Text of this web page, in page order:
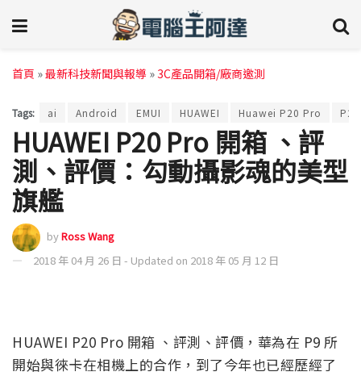
首頁 »最新科技新聞與報導 »3C產品開箱/廠商邀測
Tags: ai Android EMUI HUAWEI Huawei P20 Pro P20
HUAWEI P20 Pro 開箱 、評
測、評價：勾動攝影魂的美型
旗艦
byRoss Wang
2018 年 04 月 26 日 - Updated on 2018 年 05 月 12 日
HUAWEI P20 Pro 開箱 、評測、評價，華為在 P9 所
開始與徠卡在相機上的合作，到了今年也已經歷經了